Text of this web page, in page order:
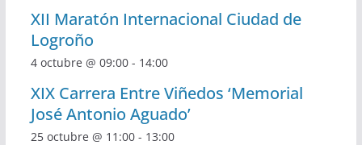
XII Maratón Internacional Ciudad de
Logroño
4 octubre @ 09:00- 14:00
XIX Carrera Entre Viñedos ‘Memorial
José Antonio Aguado’
25 octubre @ 11:00- 13:00